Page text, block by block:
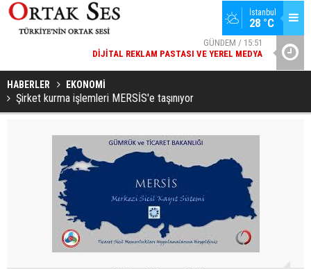
İstanbul
28 °C
GÜNDEM / 15:51
DIJITAL REKLAM PASTASI VE YEREL MEDYA
SPOR / 14:20
GENÇLERBIRLIĞI SPOR KULÜBÜNDEN AÇIKLAMA GELDI
HABERLER EKONOMİ
Şirket kurma işlemleri MERSİS'e taşınıyor